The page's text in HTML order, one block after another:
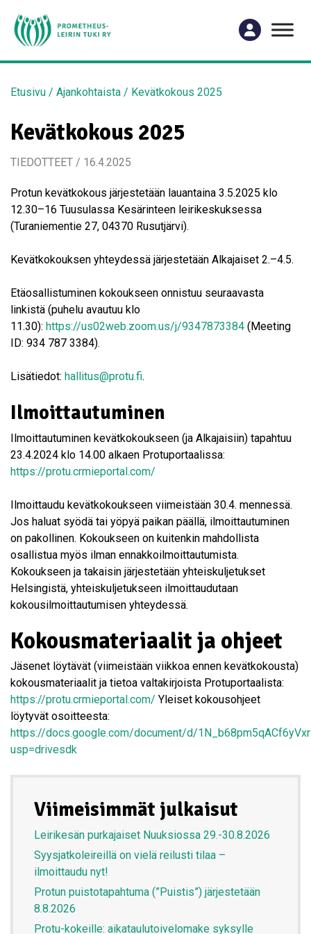
Etusivu / Ajankohtaista / Kevätkokous 2025
Kevätkokous 2025
TIEDOTTEET / 16.4.2025
Protun kevätkokous järjestetään lauantaina 3.5.2025 klo
12.30–16 Tuusulassa Kesärinteen leirikeskuksessa
(Turaniementie 27, 04370 Rusutjärvi).
Kevätkokouksen yhteydessä järjestetään Alkajaiset 2.–4.5.
Etäosallistuminen kokoukseen onnistuu seuraavasta
linkistä (puhelu avautuu klo
11.30): https://us02web.zoom.us/j/9347873384 (Meeting
ID: 934 787 3384).
Lisätiedot: hallitus@protu.fi.
Ilmoittautuminen
Ilmoittautuminen kevätkokoukseen (ja Alkajaisiin) tapahtuu
23.4.2024 klo 14.00 alkaen Protuportaalissa:
https://protu.crmieportal.com/
Ilmoittaudu kevätkokoukseen viimeistään 30.4. mennessä.
Jos haluat syödä tai yöpyä paikan päällä, ilmoittautuminen
on pakollinen. Kokoukseen on kuitenkin mahdollista
osallistua myös ilman ennakkoilmoittautumista.
Kokoukseen ja takaisin järjestetään yhteiskuljetukset
Helsingistä, yhteiskuljetukseen ilmoittaudutaan
kokousilmoittautumisen yhteydessä.
Kokousmateriaalit ja ohjeet
Jäsenet löytävät (viimeistään viikkoa ennen kevätkokousta)
kokousmateriaalit ja tietoa valtakirjoista Protuportaalista:
https://protu.crmieportal.com/ Yleiset kokousohjeet
löytyvät osoitteesta:
https://docs.google.com/document/d/
usp=drivesdk
Viimeisimmät julkaisut
Leirikesän purkajaiset Nuuksiossa 29.-30.8.2026
Syysjatkoleireillä on vielä reilusti tilaa –
ilmoittaudu nyt!
Protun puistotapahtuma (”Puistis”) järjestetään
8.8.2026
Protu-kokeille: aikataulutoivelomake syksylle